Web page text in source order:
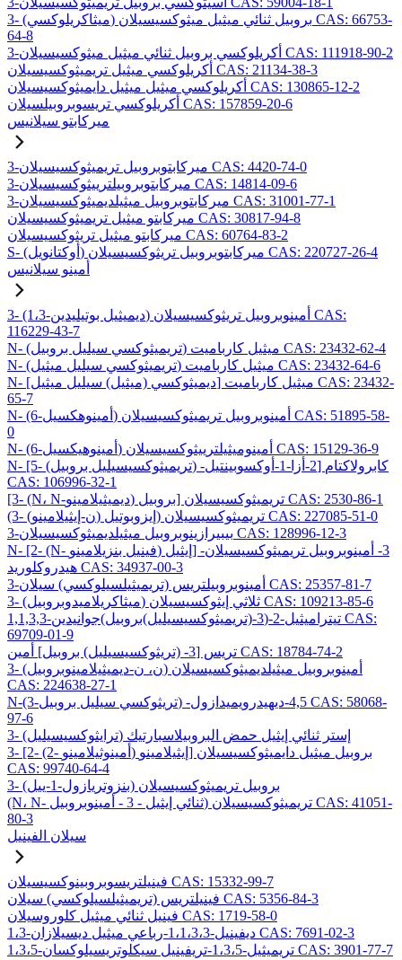
3- (ميثاكريلوكسي) بروبيل ثنائي ميثيل ميثوكسيسيلان CAS: 66753-
64-8
3-أكريلوكسي بروبيل ثنائي ميثيل ميثوكسيسيلان CAS: 111918-90-2
أكريلوكسي ميثيل تريميثوكسيسيلان CAS: 21134-38-3
أكريلوكسي ميثيل ميثيل دايميثوكسيسيلان CAS: 130865-12-2
أكريلوكسي تريسوبروبيلسيلان CAS: 157859-20-6
ميركابتو سيلانيس
3-ميركابتوبروبيل تريميثوكسيسيلان CAS: 4420-74-0
3-ميركابتوبروبيلترييثوكسيسيلان CAS: 14814-09-6
3-ميركابتوبروبيل ميثيلديميثوكسيسيلان CAS: 31001-77-1
ميركابتو ميثيل تريميثوكسيسيلان CAS: 30817-94-8
ميركابتو ميثيل تريثوكسيسيلان CAS: 60764-83-2
S- (أوكتانويل) ميركابتوبروبيل تريثوكسيسيلان CAS: 220727-26-4
أمينو سيلانيس
3- (1،3-ديميثيل بوتيليدين) أمينوبروبيل تريثوكسيسيلان CAS:
116229-43-7
N- (تريميثوكسي سيليل بروبيل) ميثيل كارباميت CAS: 23432-62-4
N- (تريميثوكسي سيليل ميثيل) ميثيل كارباميت CAS: 23432-64-6
N- [ديميثوكسي (ميثيل) سيليل ميثيل] ميثيل كارباميت CAS: 23432-
65-7
N- (6-أمينوهكسيل) أمينوبروبيل تريميثوكسيسيلان CAS: 51895-58-
0
N- (6-أمينوهيكسيل) أمينوميثيلترييثوكسيسيلان CAS: 15129-36-9
N- [5- (تريميثوكسيسيليل بروبيل) -2-أزا-1-أوكسوبينتيل] كابرولاكتام
CAS: 106996-32-1
[3- (N، N-ديميثيلامينو) بروبيل] تريميثوكسيسيلان CAS: 2530-86-1
(3- (ن-إيثيلامينو) إيزوبوتيل) تريميثوكسيسيلان CAS: 227085-51-0
3-بيبيرازينوبروبيل ميثيلديميثوكسيسيلان CAS: 128996-12-3
N- [2- (N- فينيل بنزيلامينو) إيثيل] -3- أمينوبروبيل تريميثوكسيسيلان
هيدروكلوريد CAS: 34937-00-3
3-أمينوبروبيلتريس (تريميثيلسيلوكسي) سيلان CAS: 25357-81-7
3- (ميثاكريلاميدوبروبيل) ثلاثي إيثوكسيسيلان CAS: 109213-85-6
1,1,3,3-تيتراميثيل-2-(3-(تريميثوكسيسيليل)بروبيل)جوانيدين CAS:
69709-01-9
تريس [3- (تريثوكسيسيليل) بروبيل] أمين CAS: 18784-74-2
3- (ن، ن-ديميثيلامينوبروبيل) أمينوبروبيل ميثيلديميثوكسيسيلان
CAS: 224638-27-1
N-(3-تريثوكسي سيليل بروبيل) -4,5-ديهيدرويميدازول CAS: 58068-
97-6
3- (ترايثوكسيسيليل) إستر ثنائي إيثيل حمض البروبيلاسبارتيك
3- [2- (2- أمينوثيلامينو) إيثيلامينو] بروبيل ميثيل دايميثوكسيسيلان
CAS: 99740-64-4
3- (بنزوتريازول-1-ييل) بروبيل تريميثوكسيسيلان
(N، N- ثنائي إيثيل - 3 - أمينوبروبيل) تريميثوكسيسيلان CAS: 41051-
80-3
سيلان الفينيل
فينيلتريسوبروبينوكسيسيلان CAS: 15332-99-7
فينيلتريس (تريميثيلسيلوكسي) سيلان CAS: 5356-84-3
فينيل ثنائي ميثيل كلوروسيلان CAS: 1719-58-0
1،3-ديفينيل-1،1،3،3-رباعي ميثيل ديسيلازان CAS: 7691-02-3
1،3،5-تريميثيل-1،3،5-تريفينيل سيكلوتريسيلوكسان CAS: 3901-77-7